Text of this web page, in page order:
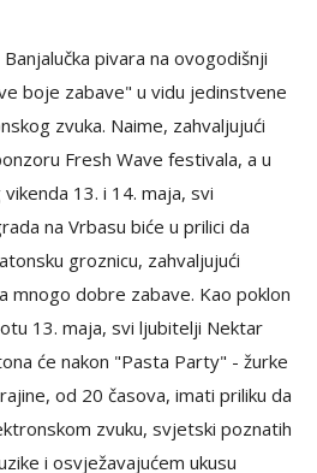
pivara na ovogodišnji
boje zabave" u vidu jedinstvene
zvuka. Naime, zahvaljujući
Fresh Wave festivala, a u
13. i 14. maja, svi
na Vrbasu biće u prilici da
groznicu, zahvaljujući
mnogo dobre zabave. Kao poklon
13. maja, svi ljubitelji Nektar
će nakon "Pasta Party" - žurke
od 20 časova, imati priliku da
zvuku, svjetski poznatih
i osvježavajućem ukusu